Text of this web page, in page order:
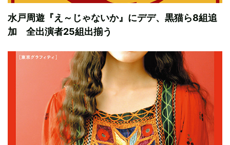
水戸周遊『え～じゃないか』にデデ、黒猫ら8組追
加 全出演者25組出揃う